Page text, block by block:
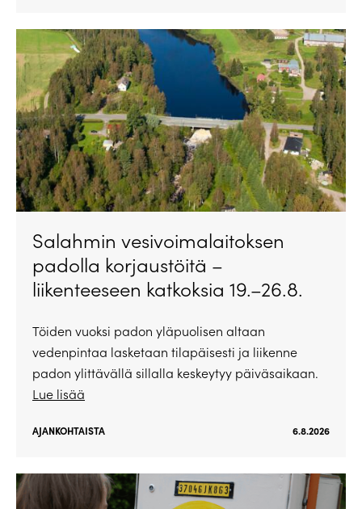
Salahmin vesivoimalaitoksen
padolla korjaustöitä –
liikenteeseen katkoksia 19.–26.8.
Töiden vuoksi padon yläpuolisen altaan
vedenpintaa lasketaan tilapäisesti ja liikenne
padon ylittävällä sillalla keskeytyy päiväsaikaan.
Lue lisää
AJANKOHTAISTA 6.8.2026